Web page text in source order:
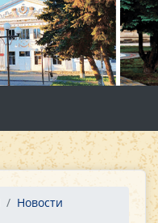
Новости